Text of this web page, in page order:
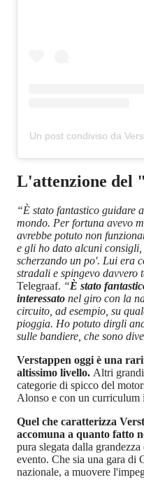
Un post condiviso da
L'attenzione del
“È stato fantastico guidare
mondo. Per fortuna avevo
avrebbe potuto non
e gli ho dato alcuni
scherzando un po'. Lui era
stradali e spingevo davvero
Telegraaf. “È stato
interessato nel giro con la
circuito, ad esempio, su
pioggia. Ho potuto dirgli
sulle bandiere, che sono
Verstappen oggi è una
altissimo livello. Altri
categorie di spicco del
Alonso e con un curriculum
Quel che caratterizza
accomuna a quanto fatto
pura slegata dalla
evento. Che sia una gara di
nazionale, a muovere